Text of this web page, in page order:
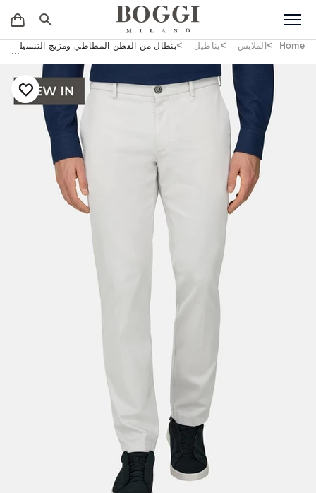
Home الملابس بناطيل بنطال من القطن المطاطي ومزيج التنسيل